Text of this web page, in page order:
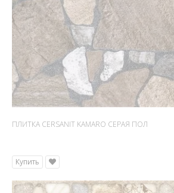
ПЛИТКА CERSANIT KAMARO СЕРАЯ ПОЛ
Купить